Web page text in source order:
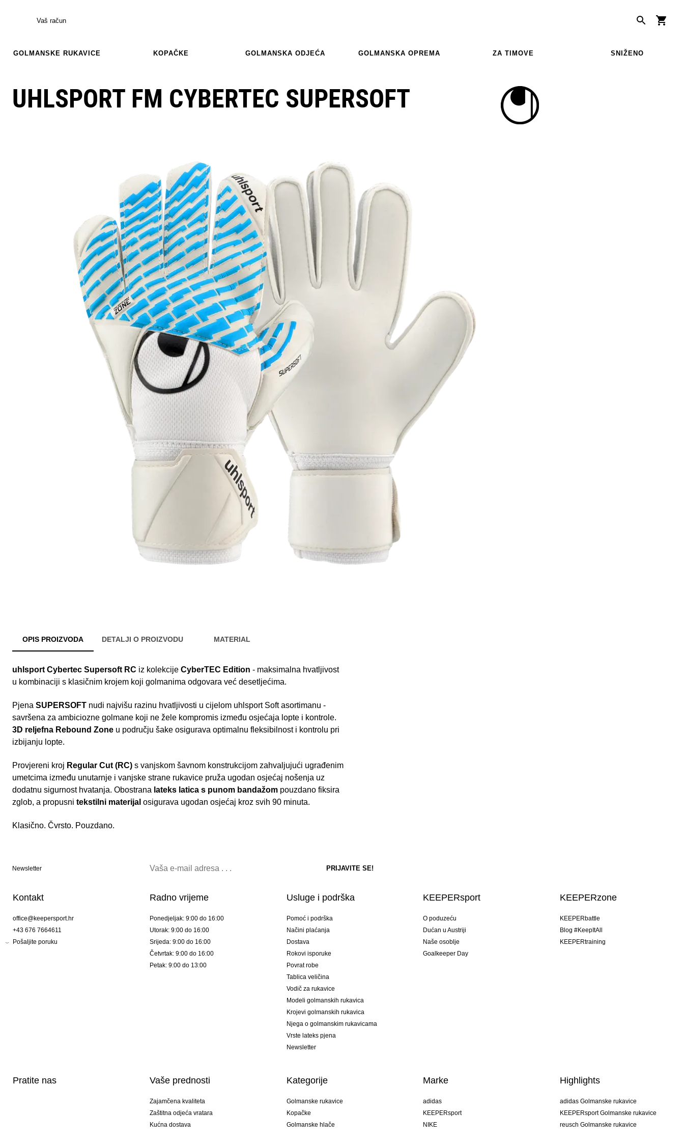
Vaš račun
GOLMANSKE RUKAVICE KOPAČKE GOLMANSKA ODJEĆA GOLMANSKA OPREMA ZA TIMOVE SNIŽENO
UHLSPORT FM CYBERTEC SUPERSOFT
OPIS PROIZVODA DETALJI O PROIZVODU MATERIAL
uhlsport Cybertec Supersoft RC iz kolekcije CyberTEC Edition - maksimalna hvatljivost
u kombinaciji s klasičnim krojem koji golmanima odgovara već desetljećima.
Pjena SUPERSOFT nudi najvišu razinu hvatljivosti u cijelom uhlsport Soft asortimanu -
savršena za ambiciozne golmane koji ne žele kompromis između osjećaja lopte i kontrole.
3D reljefna Rebound Zone u području šake osigurava optimalnu fleksibilnost i kontrolu pri
izbijanju lopte.
Provjereni kroj Regular Cut (RC) s vanjskom šavnom konstrukcijom zahvaljujući ugrađenim
umetcima između unutarnje i vanjske strane rukavice pruža ugodan osjećaj nošenja uz
dodatnu sigurnost hvatanja. Obostrana lateks latica s punom bandažom pouzdano fiksira
zglob, a propusni tekstilni materijal osigurava ugodan osjećaj kroz svih 90 minuta.
Klasično. Čvrsto. Pouzdano.
Newsletter
Kontakt
office@keepersport.hr
+43 676 7664611
Pošaljite poruku
Radno vrijeme
Ponedjeljak: 9:00 do 16:00
Utorak: 9:00 do 16:00
Srijeda: 9:00 do 16:00
Četvrtak: 9:00 do 16:00
Petak: 9:00 do 13:00
Usluge i podrška
Pomoć i podrška
Načini plaćanja
Dostava
Rokovi isporuke
Povrat robe
Tablica veličina
Vodič za rukavice
Modeli golmanskih rukavica
Krojevi golmanskih rukavica
Njega o golmanskim rukavicama
Vrste lateks pjena
Newsletter
KEEPERsport
O poduzeću
Dućan u Austriji
Naše osoblje
Goalkeeper Day
KEEPERzone
KEEPERbattle
Blog #KeepItAll
KEEPERtraining
Pratite nas Vaše prednosti
Zajamčena kvaliteta
Zaštitna odjeća vratara
Kućna dostava
Kategorije
Golmanske rukavice
Kopačke
Golmanske hlače
Marke
adidas
KEEPERsport
NIKE
Highlights
adidas Golmanske rukavice
KEEPERsport Golmanske rukavice
reusch Golmanske rukavice